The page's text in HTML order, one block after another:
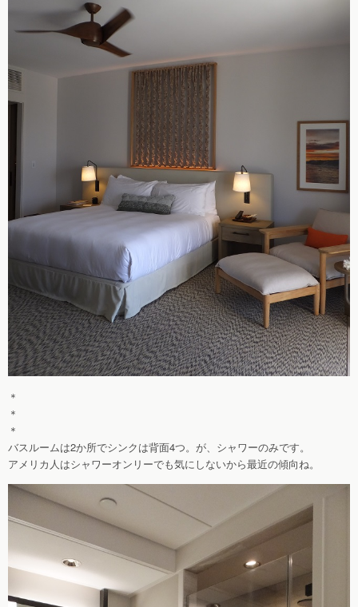
＊
＊
＊
バスルームは2か所でシンクは背面4つ。が、シャワーのみです。
アメリカ人はシャワーオンリーでも気にしないから最近の傾向ね。